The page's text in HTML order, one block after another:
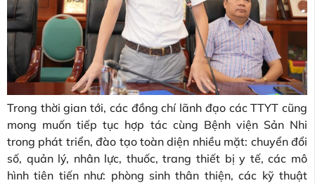
Trong thời gian tới, các đồng chí lãnh đạo các TTYT cũng
mong muốn tiếp tục hợp tác cùng Bệnh viện Sản Nhi
trong phát triển, đào tạo toàn diện nhiều mặt: chuyển đổi
số, quản lý, nhân lực, thuốc, trang thiết bị y tế, các mô
hình tiên tiến như: phòng sinh thân thiện, các kỹ thuật